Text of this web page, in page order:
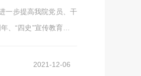
一步提高我院党员、干
“四史”宣传教育和北
2021-12-06